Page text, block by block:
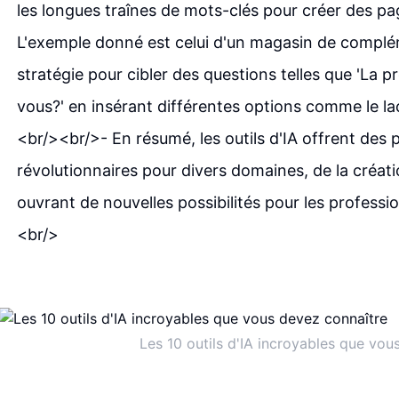
les longues traînes de mots-clés pour créer des
L'exemple donné est celui d'un magasin de
stratégie pour cibler des questions telles que 'La
vous?' en insérant différentes options comme le
<br/><br/>- En résumé, les outils d'IA offrent des
révolutionnaires pour divers domaines, de la
ouvrant de nouvelles possibilités pour les
<br/>
Les 10 outils d'IA incroyables que